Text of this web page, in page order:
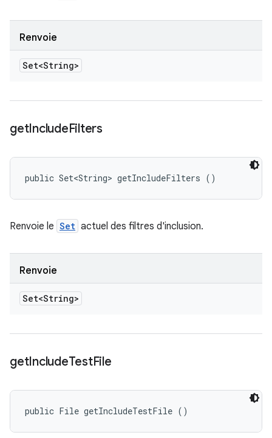
Renvoie
Set<String>
getIncludeFilters
public Set<String> getIncludeFilters ()
Renvoie le Set actuel des filtres d'inclusion.
Renvoie
Set<String>
getIncludeTestFile
public File getIncludeTestFile ()